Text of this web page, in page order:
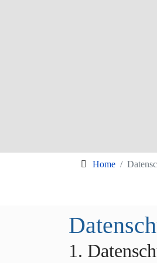
Home
1.